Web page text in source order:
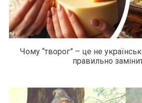
Чому “творог” – це не
правильно